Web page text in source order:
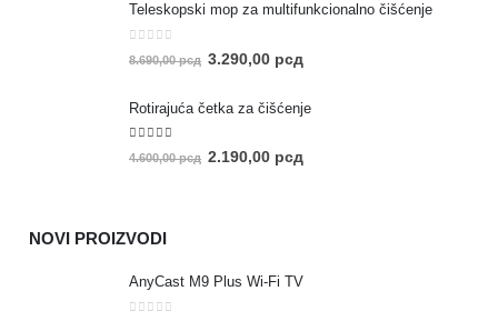
Teleskopski mop za multifunkcionalno čišćenje
8.690,00рсд 3.290,00 рсд
Rotirajuća četka za čišćenje
5.00out of 5
4.600,00рсд 2.190,00 рсд
NOVI PROIZVODI
AnyCast M9 Plus Wi-Fi TV